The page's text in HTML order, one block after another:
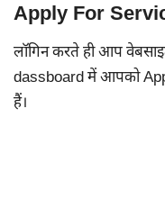
Apply For
लॉगिन करते ही आप
dassboard में आपको
हैं।